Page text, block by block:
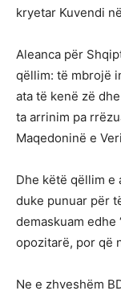
kryetar Kuvendi
Aleanca për
qëllim: të mbrojë
ata të kenë zë
ta arrinim pa
Maqedoninë e
Dhe këtë qëllim e
duke punuar për
demaskuam edhe
opozitarë, por që
Ne e zhveshëm